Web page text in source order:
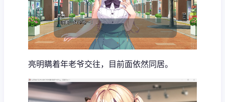
亮明瞒着年老爷交往，目前面依然同居。